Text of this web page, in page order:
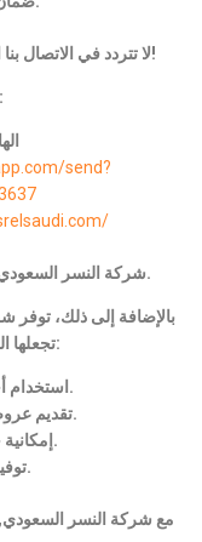
لا تتردد في الاتصال بنا الآن للحصول على أفضل عرض لنقل عفشك!
للتواصل
send?
شركة النسر السعودي : شريكك في نقل عفشك بأمان وراحة بال.
بالإضافة إلى ذلك، توفر
تجعلها الخيار الأمثل لنقل عفشك، مثل:
استخدام أحدث تقنيات النقل والتغليف.
تقديم عروض وخصومات مميزة للعملاء.
إمكانية حجز الخدمة عبر الإنترنت.
توفير خدمة عملاء ممتازة.
مع شركة النسر